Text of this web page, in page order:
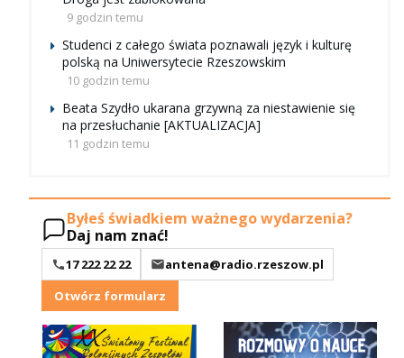
9 godzin temu
Studenci z całego świata poznawali język i kulturę
polską na Uniwersytecie Rzeszowskim
10 godzin temu
Beata Szydło ukarana grzywną za niestawienie się
na przesłuchanie [AKTUALIZACJA]
11 godzin temu
Byłeś świadkiem ważnego wydarzenia?
Daj nam znać!
17 222 22 22
antena@radio.rzeszow.pl
Otwórz formularz